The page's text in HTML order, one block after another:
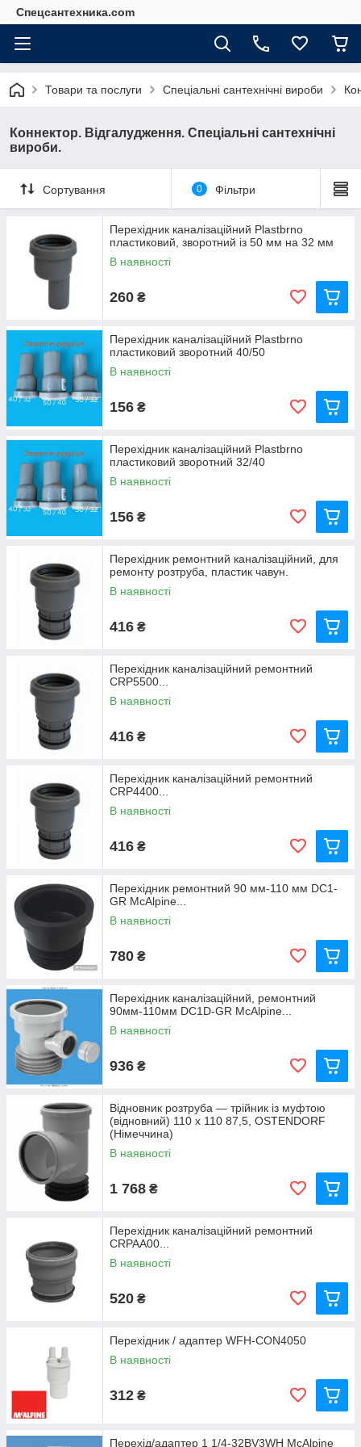
Спецсантехника.com
Товари та послуги Спеціальні сантехнічні вироби
Коннектор. Відгалудження. Спеціальні сантехнічні
вироби.
Сортування 0 Фільтри
Перехідник каналізаційний Plastbrno
пластиковий, зворотний із 50 мм на 32 мм
В наявності
260 ₴
Перехідник каналізаційний Plastbrno
пластиковий зворотний 40/50
В наявності
156 ₴
Перехідник каналізаційний Plastbrno
пластиковий зворотний 32/40
В наявності
156 ₴
Перехідник ремонтний каналізаційний, для
ремонту розтруба, пластик чавун.
В наявності
416 ₴
Перехідник каналізаційний ремонтний
CRP5500...
В наявності
416 ₴
Перехідник каналізаційний ремонтний
CRP4400...
В наявності
416 ₴
Перехідник ремонтний 90 мм-110 мм DC1-
GR McAlpine...
В наявності
780 ₴
Перехідник каналізаційний, ремонтний
90мм-110мм DC1D-GR McAlpine...
В наявності
936 ₴
Відновник розтруба — трійник із муфтою
(відновний) 110 х 110 87,5, OSTENDORF
(Німеччина)
В наявності
1 768 ₴
Перехідник каналізаційний ремонтний
CRPAA00...
В наявності
520 ₴
Перехідник / адаптер WFH-CON4050
В наявності
312 ₴
Перехід/адаптер 1 1/4-32BV3WH McAlpine